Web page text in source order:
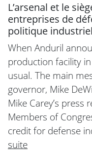
L’arsenal et le
entreprises de
politique
When Anduril
production facility
usual. The main
governor, Mike
Mike Carey’s press
Members of
credit for defense
suite